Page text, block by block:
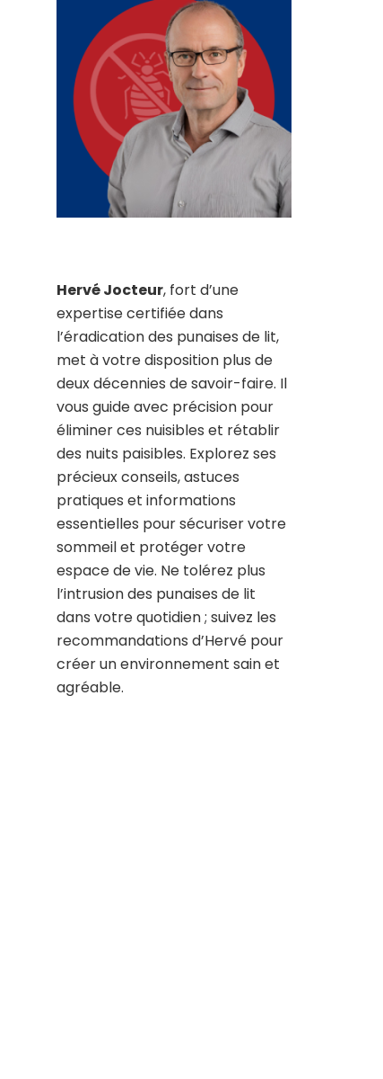
Hervé Jocteur, fort d’une
expertise certifiée dans
l’éradication des punaises de lit,
met à votre disposition plus de
deux décennies de savoir-faire. Il
vous guide avec précision pour
éliminer ces nuisibles et rétablir
des nuits paisibles. Explorez ses
précieux conseils, astuces
pratiques et informations
essentielles pour sécuriser votre
sommeil et protéger votre
espace de vie. Ne tolérez plus
l’intrusion des punaises de lit
dans votre quotidien ; suivez les
recommandations d’Hervé pour
créer un environnement sain et
agréable.